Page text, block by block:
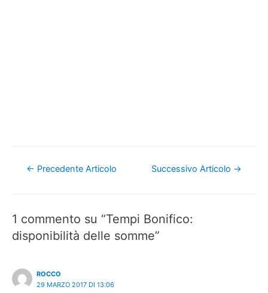
Navigazione
← Precedente Articolo Successivo Articolo →
1 commento su “Tempi Bonifico:
disponibilità delle somme”
ROCCO
29 MARZO 2017 DI 13:06